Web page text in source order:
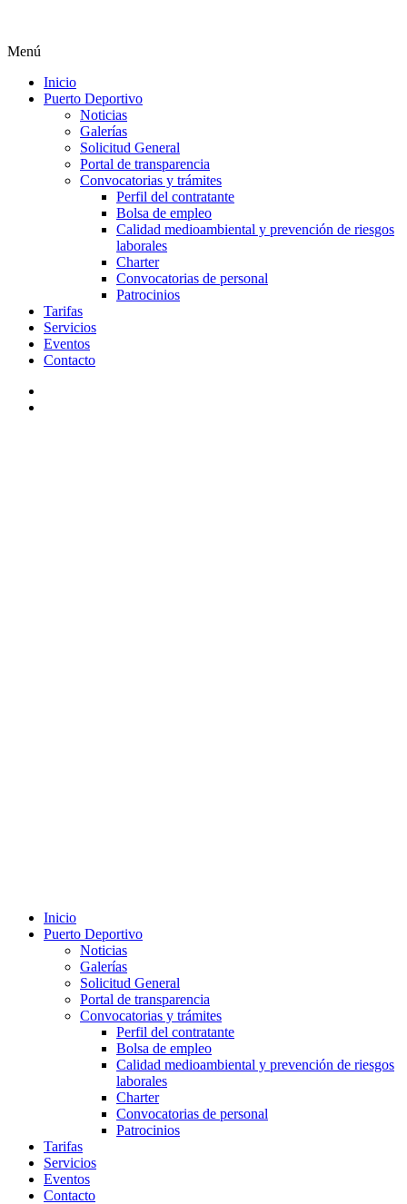
Menú
Inicio
Puerto Deportivo
Noticias
Galerías
Solicitud General
Portal de transparencia
Convocatorias y trámites
Perfil del contratante
Bolsa de empleo
Calidad medioambiental y prevención de riesgos
laborales
Charter
Convocatorias de personal
Patrocinios
Tarifas
Servicios
Eventos
Contacto
Inicio
Puerto Deportivo
Noticias
Galerías
Solicitud General
Portal de transparencia
Convocatorias y trámites
Perfil del contratante
Bolsa de empleo
Calidad medioambiental y prevención de riesgos
laborales
Charter
Convocatorias de personal
Patrocinios
Tarifas
Servicios
Eventos
Contacto